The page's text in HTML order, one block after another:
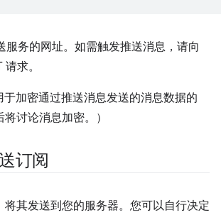
服务的网址。如需触发推送消息，请向
求。
于加密通过推送消息发送的消息数据的
讨论消息加密。）
订阅
将其发送到您的服务器。您可以自行决定